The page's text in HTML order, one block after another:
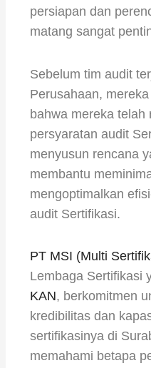
persiapan dan
matang sangat
Sebelum tim audit
Perusahaan,
bahwa mereka telah
persyaratan audit
menyusun rencana
membantu
mengoptimalkan
audit Sertifikasi.
PT MSI (Multi
Lembaga Sertifikasi
KAN, berkomitmen
kredibilitas dan
sertifikasinya di
memahami betapa